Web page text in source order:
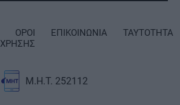
Μ.Η.Τ. 252112
ΟΡΟΙ
ΧΡΗΣΗΣ
ΕΠΙΚΟΙΝΩΝΙΑ ΤΑΥΤΟΤΗΤΑ